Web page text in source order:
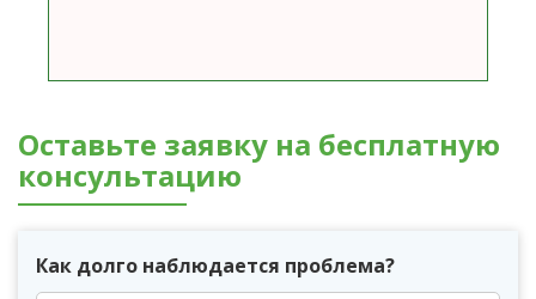
Оставьте заявку на бесплатную
консультацию
Как долго наблюдается проблема?